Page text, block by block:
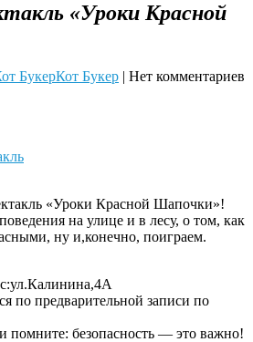
«Уроки Красной
БукерКот Букер | Нет комментариев
«Уроки Красной Шапочки»!
на улице и в лесу, о том, как
ну и,конечно, поиграем.
по предварительной записи по
помните: безопасность — это важно!